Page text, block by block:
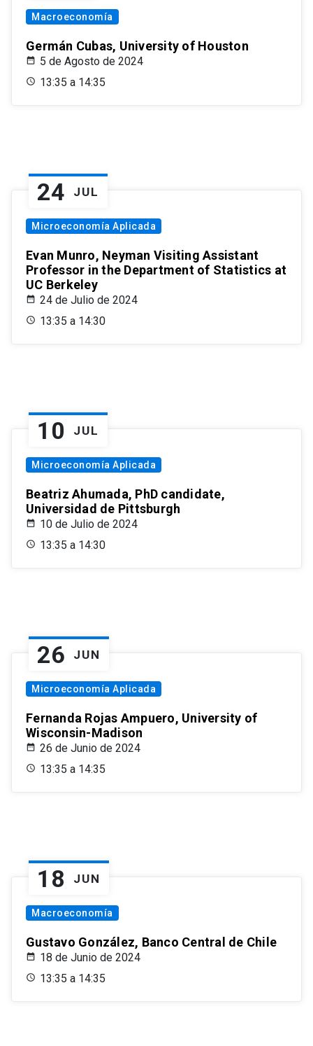
Macroeconomía
Germán Cubas, University of Houston
5 de Agosto de 2024
13:35 a 14:35
24 JUL
Microeconomía Aplicada
Evan Munro, Neyman Visiting Assistant
Professor in the Department of Statistics at
UC Berkeley
24 de Julio de 2024
13:35 a 14:30
10 JUL
Microeconomía Aplicada
Beatriz Ahumada, PhD candidate,
Universidad de Pittsburgh
10 de Julio de 2024
13:35 a 14:30
26 JUN
Microeconomía Aplicada
Fernanda Rojas Ampuero, University of
Wisconsin-Madison
26 de Junio de 2024
13:35 a 14:35
18 JUN
Macroeconomía
Gustavo González, Banco Central de Chile
18 de Junio de 2024
13:35 a 14:35